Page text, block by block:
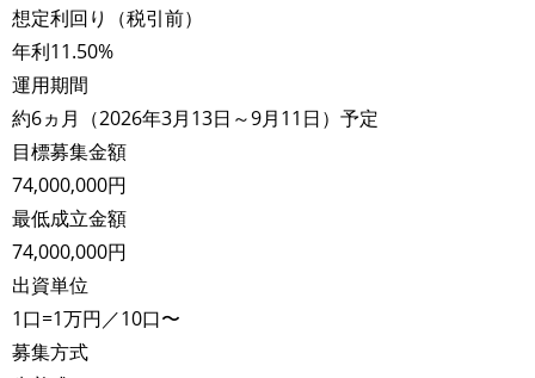
想定利回り（税引前）
年利11.50%
運用期間
約6ヵ月（2026年3月13日～9月11日）予定
目標募集金額
74,000,000円
最低成立金額
74,000,000円
出資単位
1口=1万円／10口〜
募集方式